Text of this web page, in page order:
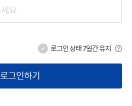
로그인 상태 7일간 유지
로그인하기